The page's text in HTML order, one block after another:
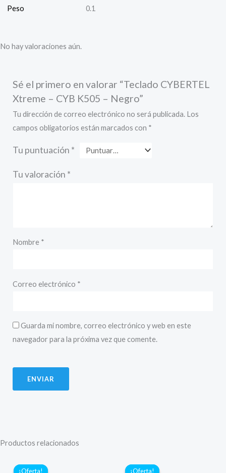
Peso 0.1
No hay valoraciones aún.
Sé el primero en valorar “Teclado CYBERTEL
Xtreme – CYB K505 – Negro”
Tu dirección de correo electrónico no será publicada. Los
campos obligatorios están marcados con *
Tu puntuación *
Tu valoración *
Nombre *
Correo electrónico *
Guarda mi nombre, correo electrónico y web en este
navegador para la próxima vez que comente.
Productos relacionados
¡Oferta!
¡Oferta! ¡Oferta!
¡Oferta!